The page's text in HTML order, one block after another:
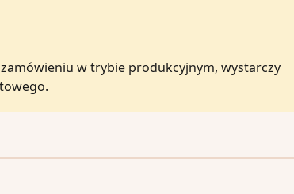
w trybie produkcyjnym, wystarczy